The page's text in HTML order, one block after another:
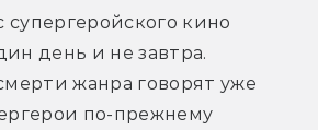
супергеройского кино
день и не завтра.
жанра говорят уже
по-прежнему